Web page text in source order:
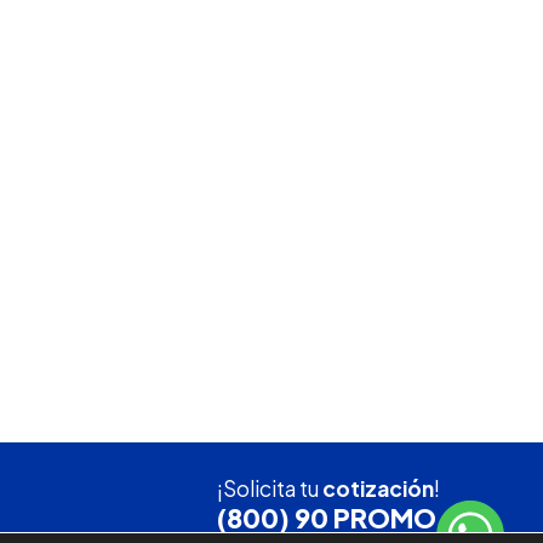
¡Solicita tucotización!
(800) 90 PROMO